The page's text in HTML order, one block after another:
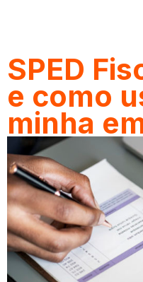
SPED
e como
minha